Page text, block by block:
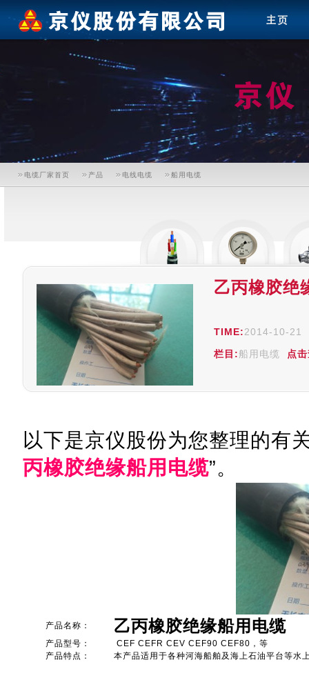
电缆厂家首页 产品 电线电缆 船用电缆
乙丙橡胶绝
TIME:2014-10-21
栏目:船用电缆 点
以下是京仪股份为您整理的有
丙橡胶绝缘船用电缆”。
产品名称： 乙丙橡胶绝缘船用电缆
产品型号：
CEF CEFR CEV CEF90 CEF80，等
产品特点：
本产品适用于各种河海船舶及海上石油平台等水